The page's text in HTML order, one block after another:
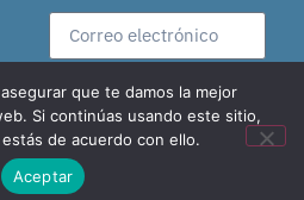
Enviar
que te damos la mejor
Si continúas usando este sitio,
de acuerdo con ello.
Aceptar